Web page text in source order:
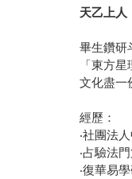
天乙上人
畢生鑽研
「東方
文化盡一
經歷：
‧社團法
‧占驗法
‧復華易